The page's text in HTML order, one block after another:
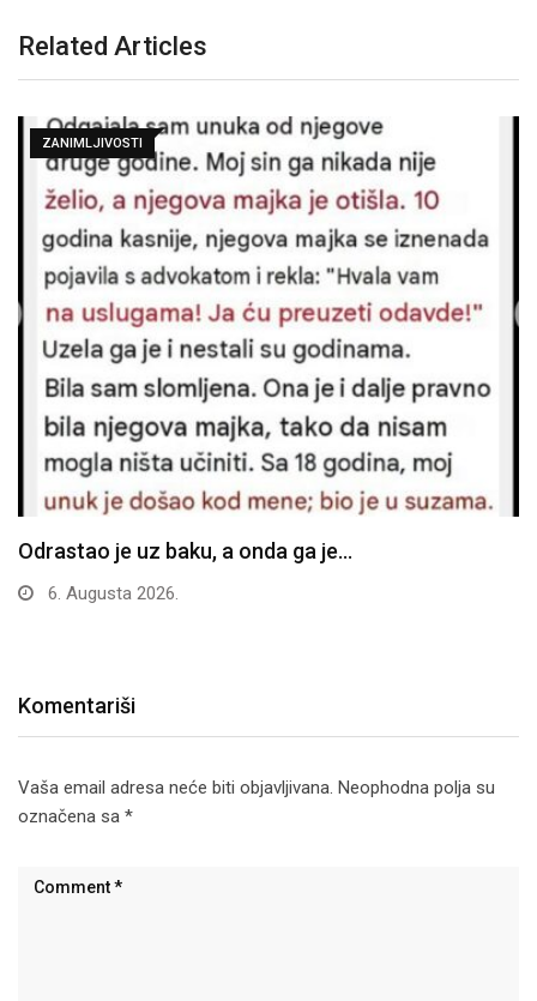
Related Articles
ZANIMLJIVOSTI
Odrastao je uz baku, a onda ga je…
6. Augusta 2026.
Komentariši
Vaša email adresa neće biti objavljivana. Neophodna polja su
označena sa *